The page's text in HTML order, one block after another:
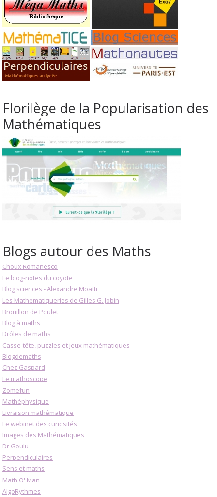
Florilège de la Popularisation des
Mathématiques
Blogs autour des Maths
Choux Romanesco
Le blog-notes du coyote
Blog sciences - Alexandre Moatti
Les Mathématiqueries de Gilles G. Jobin
Brouillon de Poulet
Blog à maths
Drôles de maths
Casse-tête, puzzles et jeux mathématiques
Blogdemaths
Chez Gaspard
Le mathoscope
Zomefun
Mathéphysique
Livraison mathématique
Le webinet des curiosités
Images des Mathématiques
Dr Goulu
Perpendiculaires
Sens et maths
Math O' Man
AlgoRythmes